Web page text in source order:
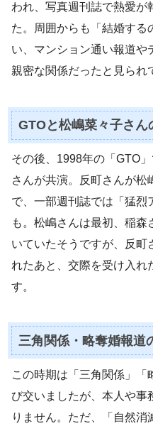
われ、写真週刊誌で熱愛が
た。周囲からも「結婚する
い、マンション通い報道や
親密な関係だったと見られ
GTOと松嶋菜々子さん
その後、1998年の「GTO
さんが共演。反町さんが
で、一部週刊誌では「猛烈
も。松嶋さんは最初、稲
いていたそうですが、反町
れたあと、交際を受け入れ
す。
三角関係・略奪婚報道
この時期は「三角関係」
び交いましたが、本人や事
りません。ただ、「自然消